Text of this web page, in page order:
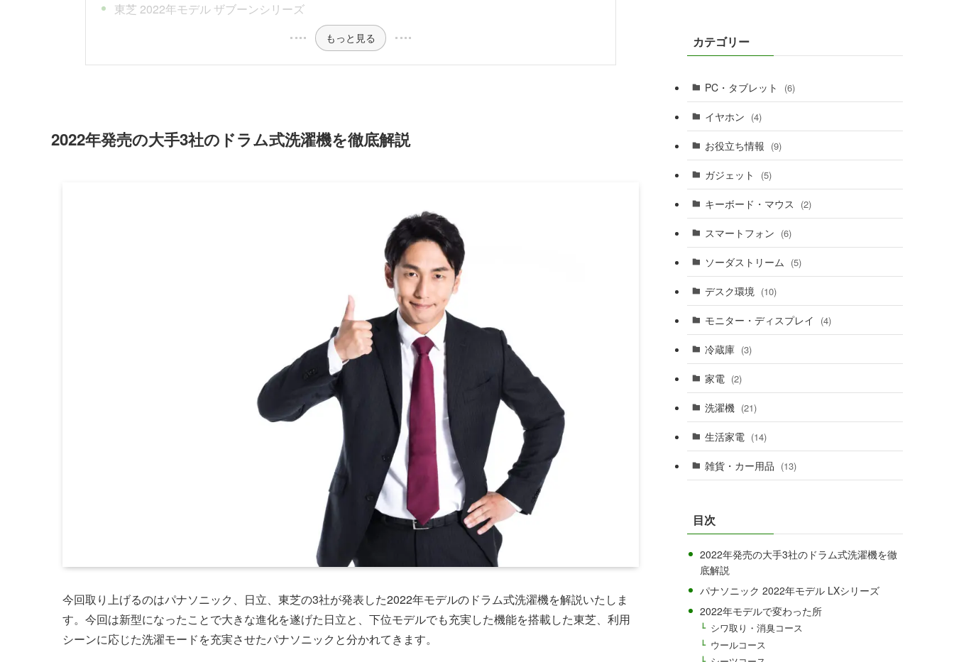
東芝 2022年モデル ザブーンシリーズ
もっと見る
2022年発売の大手3社のドラム式洗濯機を徹底解説
今回取り上げるのはパナソニック、日立、東芝の3社が発表した2022年モデルのドラム式洗濯機を解説いたしま
す。今回は新型になったことで大きな進化を遂げた日立と、下位モデルでも充実した機能を搭載した東芝、利用
シーンに応じた洗濯モードを充実させたパナソニックと分かれてきます。
カテゴリー
PC・タブレット (6)
イヤホン (4)
お役立ち情報 (9)
ガジェット (5)
キーボード・マウス (2)
スマートフォン (6)
ソーダストリーム (5)
デスク環境 (10)
モニター・ディスプレイ (4)
冷蔵庫 (3)
家電 (2)
洗濯機 (21)
生活家電 (14)
雑貨・カー用品 (13)
目次
2022年発売の大手3社のドラム式洗濯機を徹
底解説
パナソニック 2022年モデル LXシリーズ
2022年モデルで変わった所
シワ取り・消臭コース
ウールコース